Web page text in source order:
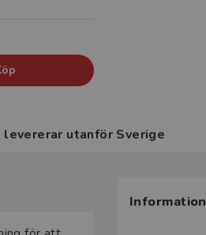
utanför Sverige
Information